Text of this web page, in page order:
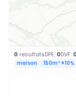
0 resultatsDPE: 0DVF: 0
maison 150m² ±10%